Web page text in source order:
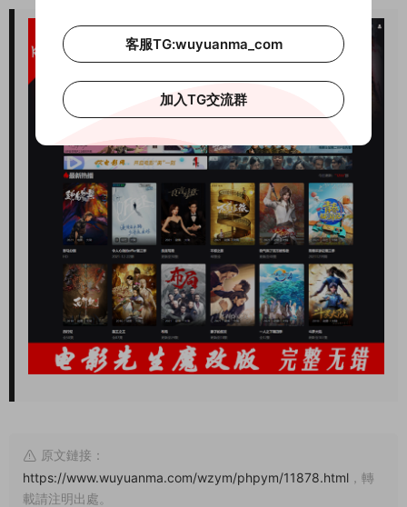
原文鏈接：
https://www.wuyuanma.com/wzym/phpym/11878.html ，轉
載請注明出處。
客服TG:wuyuanma_com
加入TG交流群